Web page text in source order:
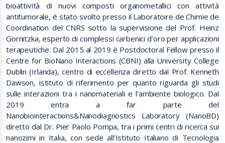
bioattività di nuovi composti organometallici con attività
antitumorale, è stato svolto presso il Laboratoire de Chimie de
Coordination del CNRS sotto la supervisione del Prof. Heinz
Gornitzka, esperto di complessi carbenici d’oro per applicazioni
terapeutiche. Dal 2015 al 2019 è Postdoctoral Fellow presso il
Centre for BioNano Interactions (CBNI) alla University College
Dublin (Irlanda), centro di eccellenza diretto dal Prof. Kenneth
Dawson, istituto di riferimento per quanto riguarda gli studi
sulle interazioni tra i nanomateriali e l’ambiente biologico. Dal
2019 entra a far parte del
Nanobiointeractions&Nanodiagnostics Laboratory (NanoBD)
diretto dal Dr. Pier Paolo Pompa, tra i primi centri di ricerca sui
nanozimi in Italia, con sede all’Istituto Italiano di Tecnologia